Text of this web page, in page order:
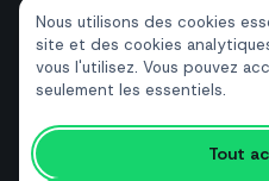
Nous utilisons des cookies
site et des cookies
vous l'utilisez. Vous pouvez
seulement les essentiels.
Tout
Immobilier
RESSOURCES
Outils gratuits
Glossaire